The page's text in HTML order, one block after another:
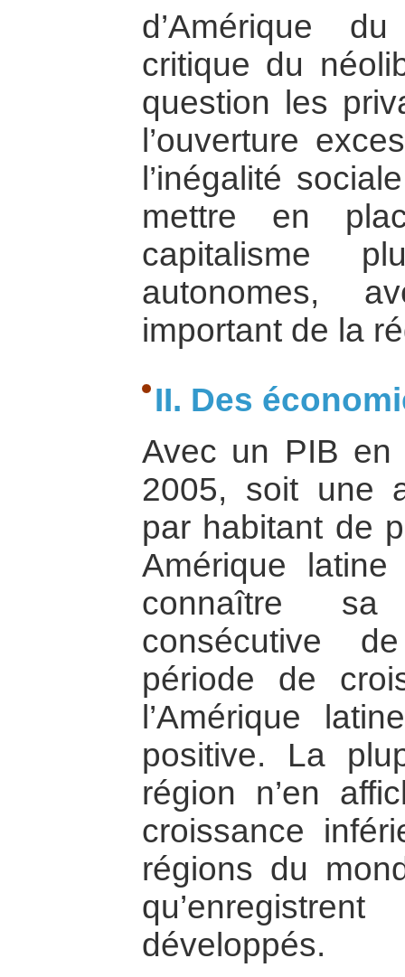
d’Amérique
critique du
question les
l’ouverture
l’inégalité
mettre en
capitalisme
autonomes,
important de la
II. Des
Avec un PIB
2005, soit une
par habitant de
Amérique
connaître sa
consécutive
période de
l’Amérique
positive. La
région n’en
croissance
régions du
développés.